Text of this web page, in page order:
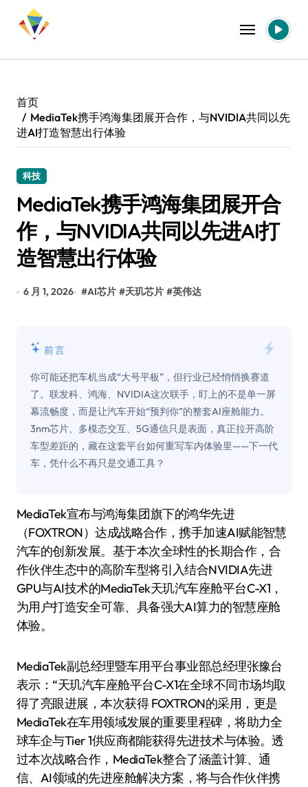
首页
MediaTek携手鸿海集团展开合作，与NVIDIA共同以先
进AI打造智慧出行体验
科技
MediaTek携手鸿海集团展开合
作，与NVIDIA共同以先进AI打
造智慧出行体验
6 月 1, 2026 #AI芯片 #天玑芯片 #英伟达
前言
你可能还把车机当成“大号平板”，但行业已经悄悄换赛道
了。联发科、鸿海、NVIDIA这次联手，盯上的不是单一屏
幕流畅度，而是让汽车开始“预判你”的整套AI座舱能力。
3nm芯片、多模态交互、5G通信只是表面，真正拉开高阶
车型差距的，藏在这套平台如何重写车内体验里——下一代
车，凭什么不再只是交通工具？
MediaTek宣布与鸿海集团旗下的鸿华先进
（FOXTRON）达成战略合作，携手加速AI赋能智慧
汽车的创新发展。基于本次全球性的长期合作，合
作伙伴生态中的高阶车型将引入结合NVIDIA先进
GPU与AI技术的MediaTek天玑汽车座舱平台C-X1，
为用户打造安全可靠、具备强大AI算力的智慧座舱
体验。
MediaTek副总经理暨车用平台事业部总经理张豫台
表示：“天玑汽车座舱平台C-X1在全球不同市场均取
得了亮眼进展，本次获得 FOXTRON的采用，更是
MediaTek在车用领域发展的重要里程碑，将助力全
球车企与Tier 1供应商都能获得先进技术与体验。透
过本次战略合作，MediaTek整合了涵盖计算、通
信、AI领域的先进座舱解决方案，将与合作伙伴携